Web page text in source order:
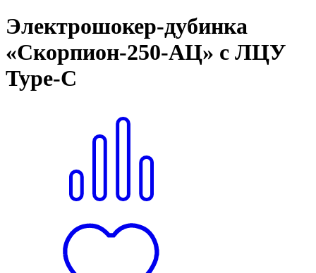
Электрошокер-дубинка
«Скорпион-250-АЦ» с ЛЦУ
Type-C